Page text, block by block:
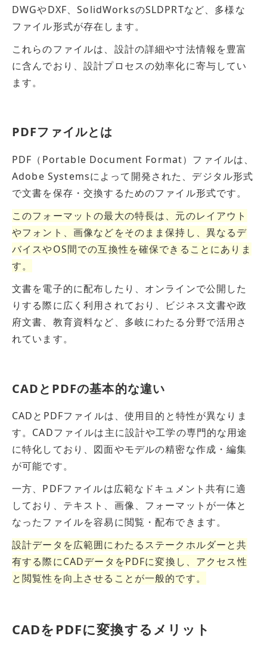
DWGやDXF、SolidWorksのSLDPRTなど、多様な
ファイル形式が存在します。
これらのファイルは、設計の詳細や寸法情報を豊富
に含んでおり、設計プロセスの効率化に寄与してい
ます。
PDFファイルとは
PDF（Portable Document Format）ファイルは、
Adobe Systemsによって開発された、デジタル形式
で文書を保存・交換するためのファイル形式です。
このフォーマットの最大の特長は、元のレイアウト
やフォント、画像などをそのまま保持し、異なるデ
バイスやOS間での互換性を確保できることにありま
す。
文書を電子的に配布したり、オンラインで公開した
りする際に広く利用されており、ビジネス文書や政
府文書、教育資料など、多岐にわたる分野で活用さ
れています。
CADとPDFの基本的な違い
CADとPDFファイルは、使用目的と特性が異なりま
す。CADファイルは主に設計や工学の専門的な用途
に特化しており、図面やモデルの精密な作成・編集
が可能です。
一方、PDFファイルは広範なドキュメント共有に適
しており、テキスト、画像、フォーマットが一体と
なったファイルを容易に閲覧・配布できます。
設計データを広範囲にわたるステークホルダーと共
有する際にCADデータをPDFに変換し、アクセス性
と閲覧性 を向上させることが一般的です。
CADをPDFに変換するメリット